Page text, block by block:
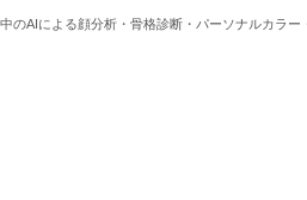
のAIによる顔分析・骨格診断・パーソナルカラ